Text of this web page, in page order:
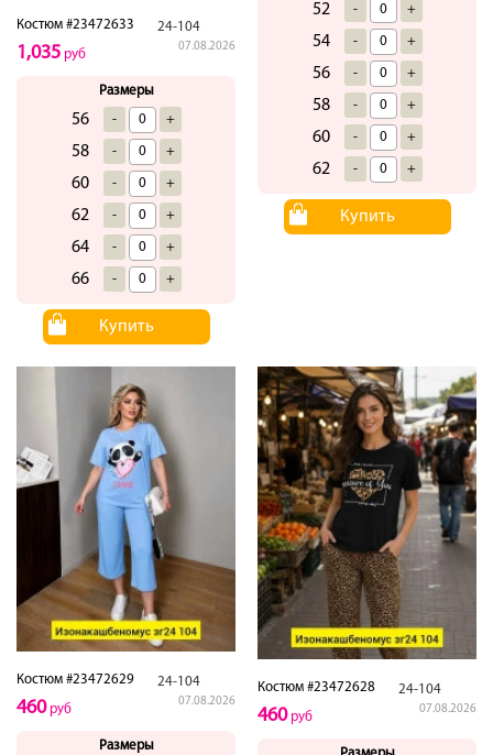
Костюм #23472633 24-104
07.08.2026
1,035 руб
Размеры
56 - +
58 - +
60 - +
62 - +
64 - +
66 - +
Купить
52 - +
54 - +
56 - +
58 - +
60 - +
62 - +
Купить
Костюм #23472629 24-104
07.08.2026
460руб
Размеры
Костюм #23472628 24-104
07.08.2026
460руб